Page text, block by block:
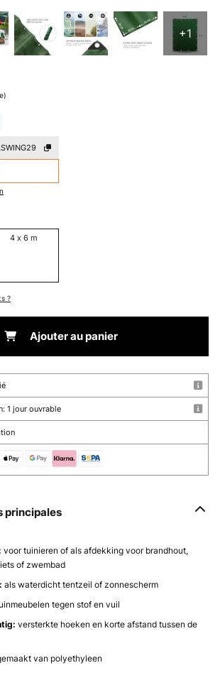
+1
4 x 6 m
?
Ajouter au panier
1 jour ouvrable
principales
voor tuinieren of als afdekking voor brandhout,
of zwembad
als waterdicht tentzeil of zonnescherm
tegen stof en vuil
versterkte hoeken en korte afstand tussen de
van polyethyleen